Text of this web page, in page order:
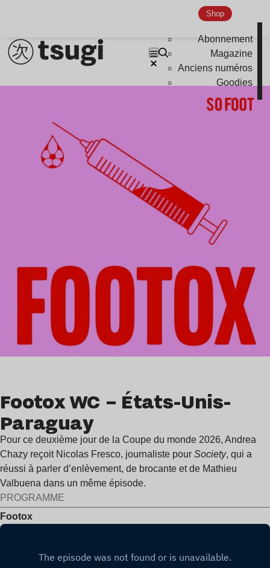
Shop
Abonnement
Magazine
Anciens numéros
Goodies
Footox WC – États-Unis-
Paraguay
Pour ce deuxième jour de la Coupe du monde 2026, Andrea
Chazy reçoit Nicolas Fresco, journaliste pour Society, qui a
réussi à parler d’enlèvement, de brocante et de Mathieu
Valbuena dans un même épisode.
PROGRAMME
Footox